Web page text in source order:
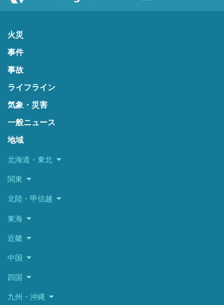
火災
事件
事故
ライフライン
気象・災害
一般ニュース
地域
北海道・東北
関東
北陸・甲信越
東海
近畿
中国
四国
九州・沖縄